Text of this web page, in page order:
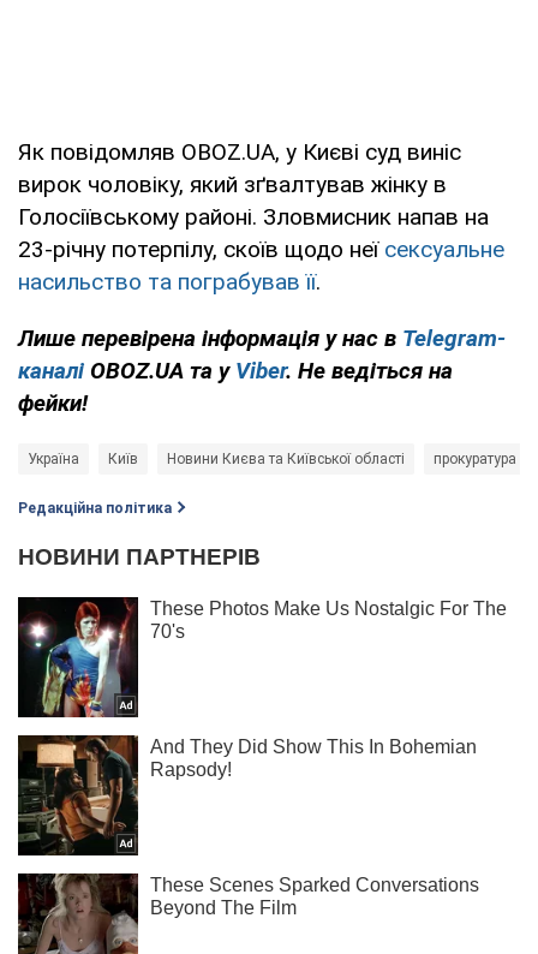
Як повідомляв OBOZ.UA, у Києві суд виніс
вирок чоловіку, який зґвалтував жінку в
Голосіївському районі. Зловмисник напав на
23-річну потерпілу, скоїв щодо неї сексуальне
насильство та пограбував її.
Лише перевірена інформація у нас в Telegram-
каналі OBOZ.UA та у Viber. Не ведіться на
фейки!
Україна Київ Новини Києва та Київської області прокуратура
Редакційна політика